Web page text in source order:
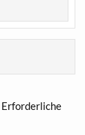
Erforderliche